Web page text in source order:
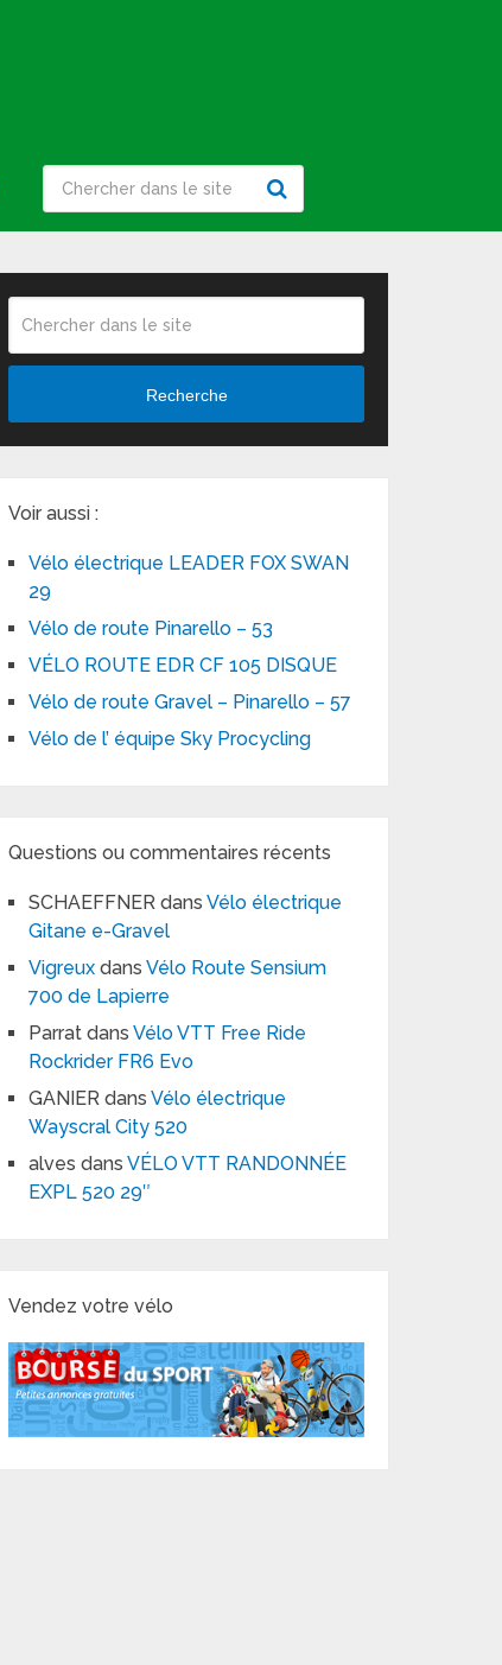
Recherche
Voir aussi :
Vélo électrique LEADER FOX SWAN
29
Vélo de route Pinarello – 53
VÉLO ROUTE EDR CF 105 DISQUE
Vélo de route Gravel – Pinarello – 57
Vélo de l’ équipe Sky Procycling
Questions ou commentaires récents
SCHAEFFNER dansVélo électrique
Gitane e-Gravel
Vigreux dansVélo Route Sensium
700 de Lapierre
Parrat dansVélo VTT Free Ride
Rockrider FR6 Evo
GANIER dansVélo électrique
Wayscral City 520
alves dansVÉLO VTT RANDONNÉE
EXPL 520 29″
Vendez votre vélo